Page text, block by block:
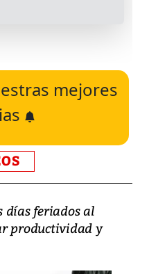
mejores
días feriados al
productividad y